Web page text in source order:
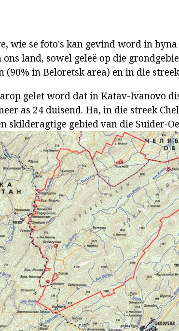
wie se foto's kan gevind word in
land, sowel geleë op die
(90% in Beloretsk area) en in die
gelet word dat in Katav-Ivanovo
as 24 duisend. Ha, in die streek
skilderagtige gebied van die Suider-